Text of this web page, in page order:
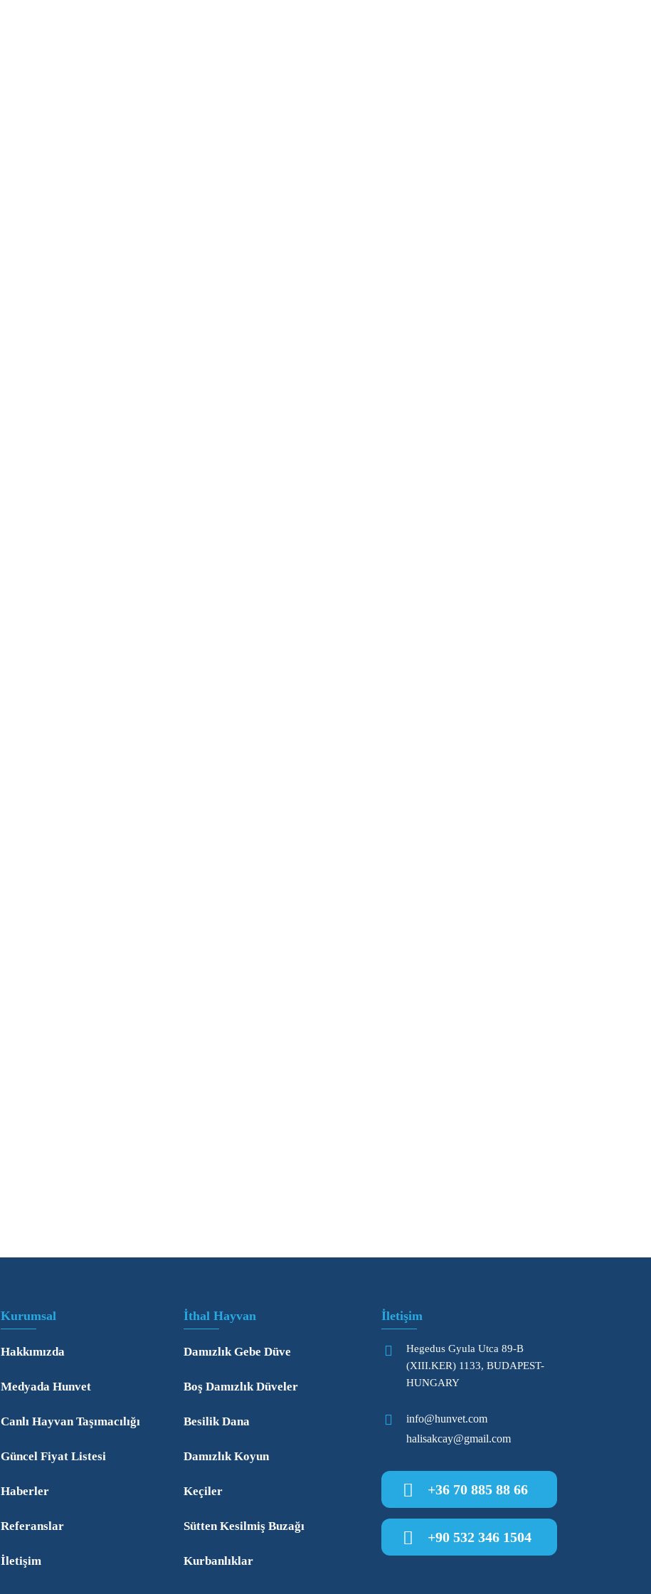
Kurumsal
Hakkımızda
Medyada Hunvet
Canlı Hayvan Taşımacılığı
Güncel Fiyat Listesi
Haberler
Referanslar
İletişim
İthal Hayvan
Damızlık Gebe Düve
Boş Damızlık Düveler
Besilik Dana
Damızlık Koyun
Keçiler
Sütten Kesilmiş Buzağı
Kurbanlıklar
İletişim
Hegedus Gyula Utca 89-B
(XIII.KER) 1133, BUDAPEST-
HUNGARY
info@hunvet.com
halisakcay@gmail.com
+36 70 885 88 66
+90 532 346 1504